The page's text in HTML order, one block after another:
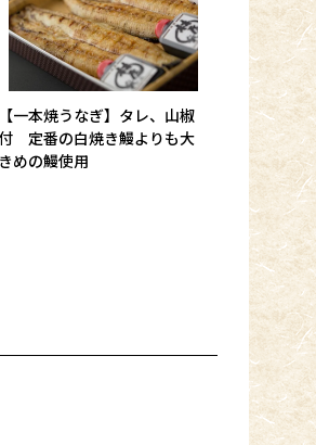
【一本焼うなぎ】タレ、山椒
付 定番の白焼き鰻よりも大
きめの鰻使用